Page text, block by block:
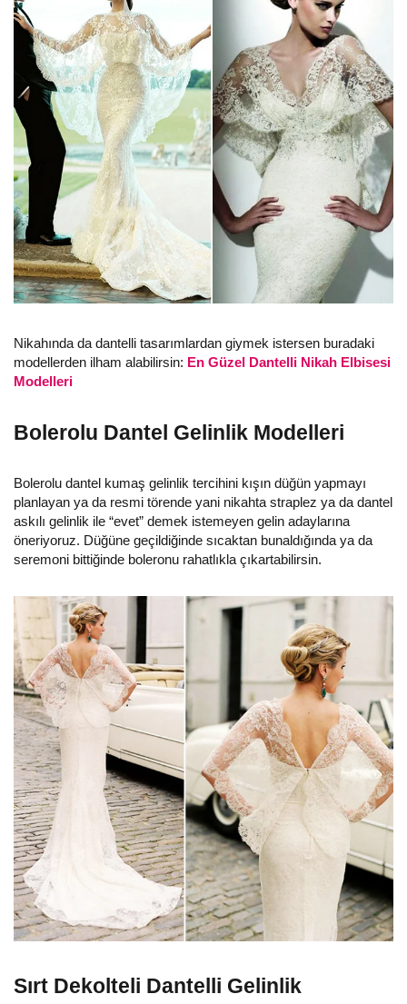
Nikahında da dantelli tasarımlardan giymek istersen buradaki
modellerden ilham alabilirsin: En Güzel Dantelli Nikah Elbisesi
Modelleri
Bolerolu Dantel Gelinlik Modelleri
Bolerolu dantel kumaş gelinlik tercihini kışın düğün yapmayı
planlayan ya da resmi törende yani nikahta straplez ya da dantel
askılı gelinlik ile “evet” demek istemeyen gelin adaylarına
öneriyoruz. Düğüne geçildiğinde sıcaktan bunaldığında ya da
seremoni bittiğinde boleronu rahatlıkla çıkartabilirsin.
Sırt Dekolteli Dantelli Gelinlik